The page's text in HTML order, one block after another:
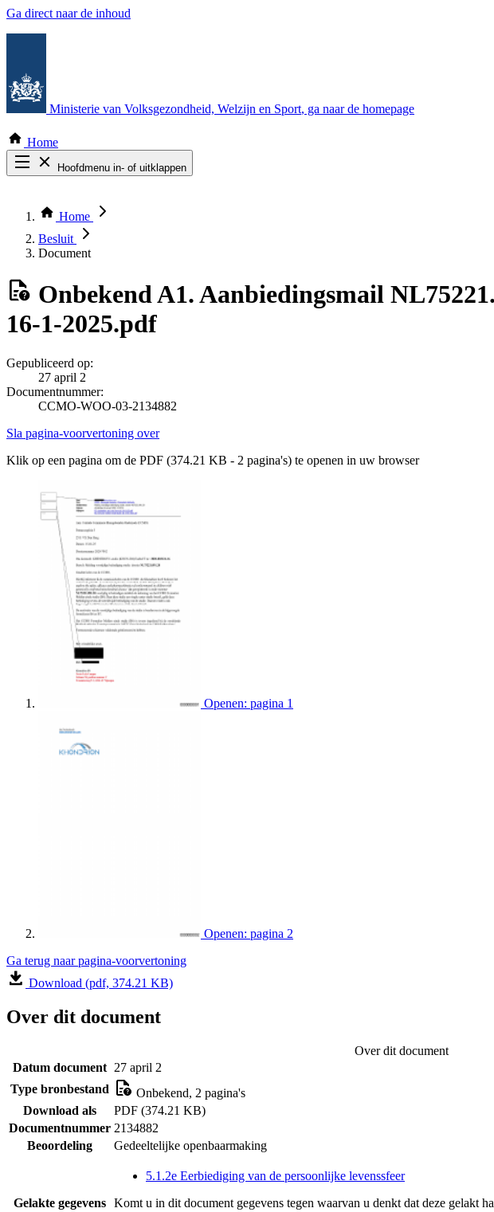
Ga direct naar de inhoud
Ministerie van Volksgezondheid, Welzijn en Sport, ga naar de homepage
Home
Hoofdmenu in- of uitklappen
Thema COVID-19
Bekijk per bestuursorgaan
Home
Besluit
Document
OnbekendA1. Aanbiedingsmail
16-1-2025.pdf
Gepubliceerd op:
27 april 2
Documentnummer:
CCMO-WOO-03-2134882
Sla pagina-voorvertoning over
Klik op een pagina om de PDF (374.21 KB - 2 pagina's) te openen in uw browser
Openen: pagina 1
Openen: pagina 2
Ga terug naar pagina-voorvertoning
Download (pdf, 374.21 KB)
Over dit document
Over dit document
Datum document 27 april 2
Type bronbestand
Onbekend, 2 pagina's
Download als
PDF (374.21 KB)
Documentnummer 2134882
Beoordeling
Gedeeltelijke openbaarmaking
Gelakte gegevens
5.1.2e Eerbiediging van de persoonlijke levenssfeer
Komt u in dit document gegevens tegen waarvan u denkt dat deze gelakt